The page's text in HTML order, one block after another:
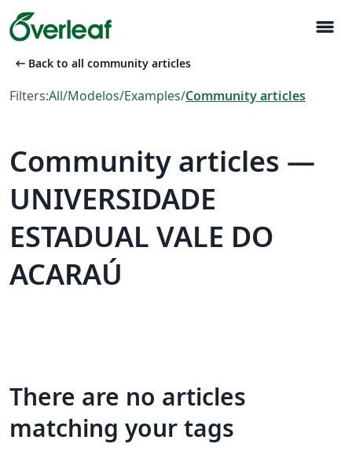
menu
arrow_left_alt Back to all community articles
Filters:All/Modelos/Examples/Community articles
Community articles —
UNIVERSIDADE
ESTADUAL VALE DO
ACARAÚ
There are no articles
matching your tags